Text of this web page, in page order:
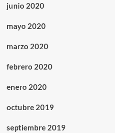
junio 2020
mayo 2020
marzo 2020
febrero 2020
enero 2020
octubre 2019
septiembre 2019